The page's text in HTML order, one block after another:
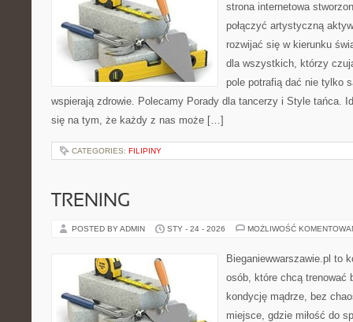
strona internetowa
połączyć artystyczną
rozwijać się w kierunku
dla wszystkich, którzy
pole potrafią dać nie tylko
wspierają zdrowie. Polecamy Porady dla tancerzy i Style tańca.
się na tym, że każdy z nas może […]
CATEGORIES: FILIPINY
TRENING
POSTED BY ADMIN STY - 24 - 2026 MOŻLIWOŚĆ
Bieganiewwarszawie.pl to
osób, które chcą trenować
kondycję mądrze, bez
miejsce, gdzie miłość do